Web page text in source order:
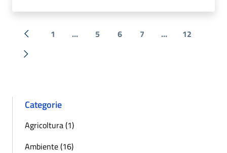
« Precedente
1 ... 5 6 7 ... 12
Successiva »
Categorie
Agricoltura (1)
Ambiente (16)